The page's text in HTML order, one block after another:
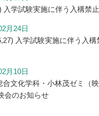
入学試験実施に伴う入構禁
月24日
入学試験実施に伴う入構
月10日
合文化学科・小林茂ゼミ（映
会のお知らせ